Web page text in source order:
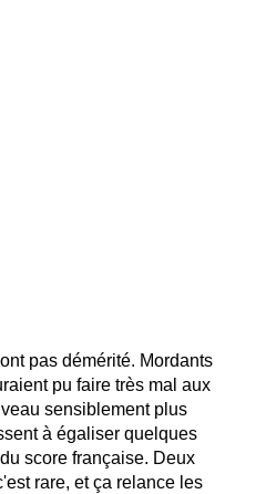
pas démérité. Mordants
pu faire très mal aux
sensiblement plus
à égaliser quelques
score française. Deux
rare, et ça relance les